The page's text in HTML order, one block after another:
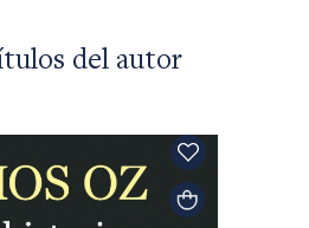
del autor